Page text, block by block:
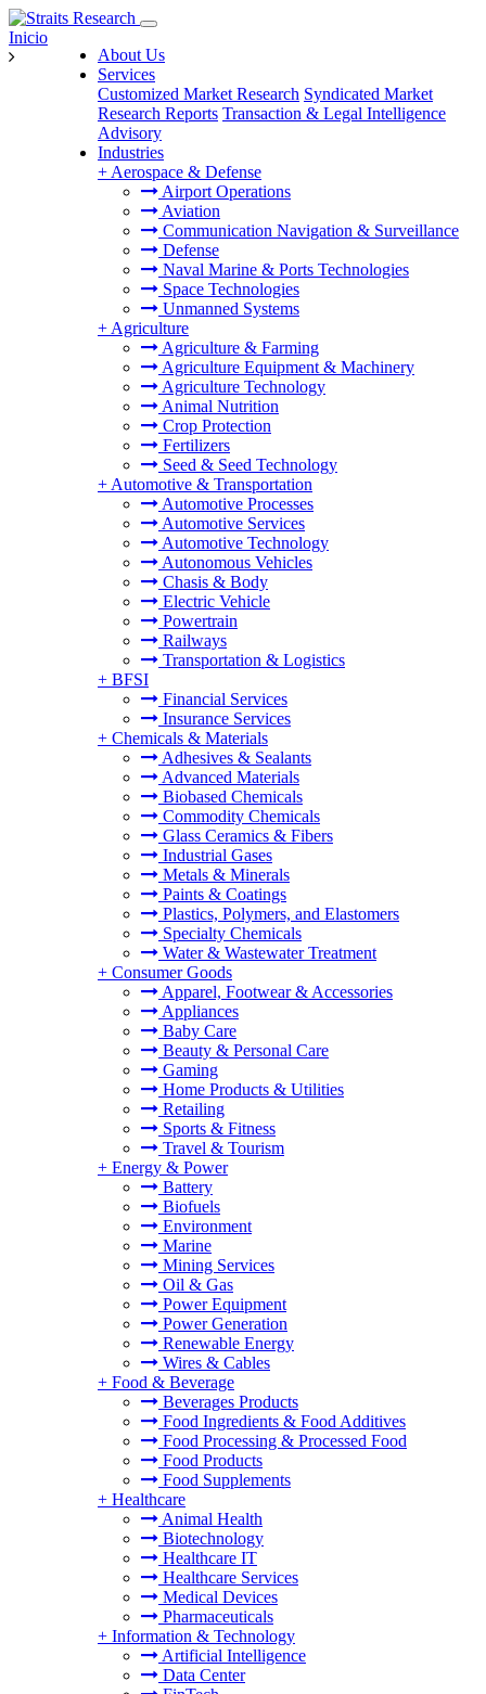
About Us
Services
Customized Market Research Syndicated Market
Research Reports Transaction & Legal Intelligence
Advisory
Industries
+ Aerospace & Defense
Airport Operations
Aviation
Communication Navigation & Surveillance
Defense
Naval Marine & Ports Technologies
Space Technologies
Unmanned Systems
+ Agriculture
Agriculture & Farming
Agriculture Equipment & Machinery
Agriculture Technology
Animal Nutrition
Crop Protection
Fertilizers
Seed & Seed Technology
+ Automotive & Transportation
Automotive Processes
Automotive Services
Automotive Technology
Autonomous Vehicles
Chasis & Body
Electric Vehicle
Powertrain
Railways
Transportation & Logistics
+ BFSI
Financial Services
Insurance Services
+ Chemicals & Materials
Adhesives & Sealants
Advanced Materials
Biobased Chemicals
Commodity Chemicals
Glass Ceramics & Fibers
Industrial Gases
Metals & Minerals
Paints & Coatings
Plastics, Polymers, and Elastomers
Specialty Chemicals
Water & Wastewater Treatment
+ Consumer Goods
Apparel, Footwear & Accessories
Appliances
Baby Care
Beauty & Personal Care
Gaming
Home Products & Utilities
Retailing
Sports & Fitness
Travel & Tourism
+ Energy & Power
Battery
Biofuels
Environment
Marine
Mining Services
Oil & Gas
Power Equipment
Power Generation
Renewable Energy
Wires & Cables
+ Food & Beverage
Beverages Products
Food Ingredients & Food Additives
Food Processing & Processed Food
Food Products
Food Supplements
+ Healthcare
Animal Health
Biotechnology
Healthcare IT
Healthcare Services
Medical Devices
Pharmaceuticals
+ Information & Technology
Artificial Intelligence
Data Center
Inicio